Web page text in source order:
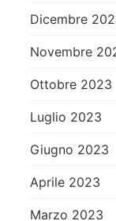
Dicembre
Novembre
Ottobre 2023
Luglio 2023
Giugno 2023
Aprile 2023
Marzo 2023